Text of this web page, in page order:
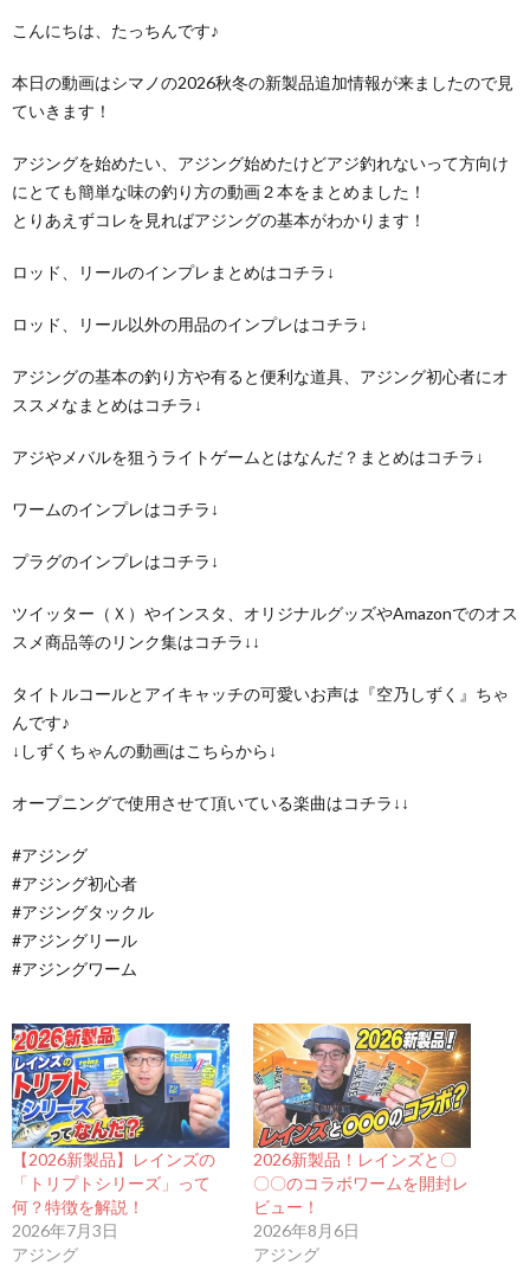
こんにちは、たっちんです♪
本日の動画はシマノの2026秋冬の新製品追加情報が来ましたので見
ていきます！
アジングを始めたい、アジング始めたけどアジ釣れないって方向け
にとても簡単な味の釣り方の動画２本をまとめました！
とりあえずコレを見ればアジングの基本がわかります！
ロッド、リールのインプレまとめはコチラ↓
ロッド、リール以外の用品のインプレはコチラ↓
アジングの基本の釣り方や有ると便利な道具、アジング初心者にオ
ススメなまとめはコチラ↓
アジやメバルを狙うライトゲームとはなんだ？まとめはコチラ↓
ワームのインプレはコチラ↓
プラグのインプレはコチラ↓
ツイッター（Ｘ）やインスタ、オリジナルグッズやAmazonでのオス
スメ商品等のリンク集はコチラ↓↓
タイトルコールとアイキャッチの可愛いお声は『空乃しずく』ちゃ
んです♪
↓しずくちゃんの動画はこちらから↓
オープニングで使用させて頂いている楽曲はコチラ↓↓
#アジング
#アジング初心者
#アジングタックル
#アジングリール
#アジングワーム
【2026新製品】レインズの
「トリプトシリーズ」って
何？特徴を解説！
2026年7月3日
アジング
2026新製品！レインズと〇
〇〇のコラボワームを開封レ
ビュー！
2026年8月6日
アジング